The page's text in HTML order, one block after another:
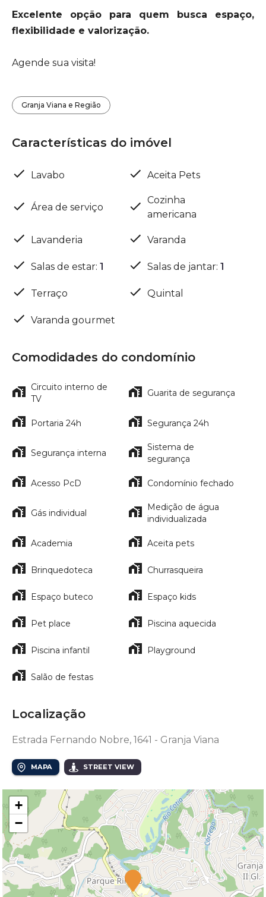
Excelente opção para quem busca espaço,
flexibilidade e valorização.
Agende sua visita!
Granja Viana e Região
Características do imóvel
Lavabo Aceita Pets
Área de serviço
Cozinha
americana
Lavanderia Varanda
Salas de estar: 1 Salas de jantar: 1
Terraço Quintal
Varanda gourmet
Comodidades do condomínio
Circuito interno de
TV
Guarita de segurança
Portaria 24h Segurança 24h
Segurança interna
Sistema de
segurança
Acesso PcD Condomínio fechado
Gás individual
Medição de água
individualizada
Academia Aceita pets
Brinquedoteca Churrasqueira
Espaço buteco Espaço kids
Pet place Piscina aquecida
Piscina infantil Playground
Salão de festas
Localização
Estrada Fernando Nobre, 1641 - Granja Viana
MAPA STREET VIEW
+
−